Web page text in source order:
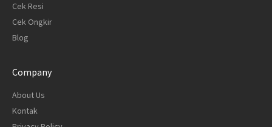
Cek Resi
Cek Ongkir
Blog
Company
About Us
Kontak